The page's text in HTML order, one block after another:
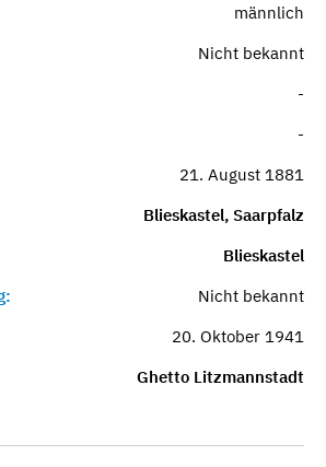
männlich
Nicht bekannt
-
-
21. August 1881
Blieskastel, Saarpfalz
Blieskastel
Nicht bekannt
20. Oktober 1941
Ghetto Litzmannstadt